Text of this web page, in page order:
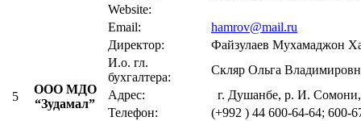
Website:
Email:
hamrov@mail.ru
5
ООО МДО
“Зудамал”
Директор:
Файзулаев Мухамаджон
И.о. гл.
бухгалтера:
Скляр Ольга
Адрес:
г. Душанбе, р. И.
Телефон:
(+992 ) 44 600-64-64; 600-